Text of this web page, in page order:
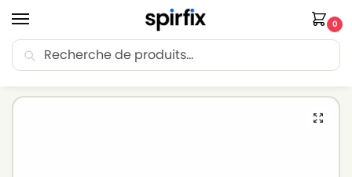
0
🚚 Livraison Point Relais offerte dès 30€ d’achat.